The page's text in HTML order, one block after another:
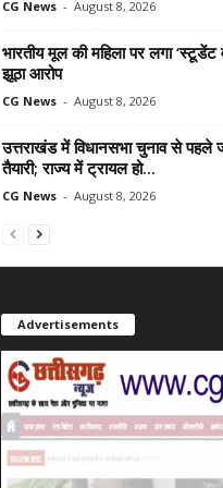
CG News - August 8, 2026
भारतीय मूल की महिला पर लगा ‘स्टूडेंट
झूठा आरोप
CG News - August 8, 2026
उत्तराखंड में विधानसभा चुनाव से पहले
तैयारी; राज्य में ट्रायल हो...
CG News - August 8, 2026
Advertisements